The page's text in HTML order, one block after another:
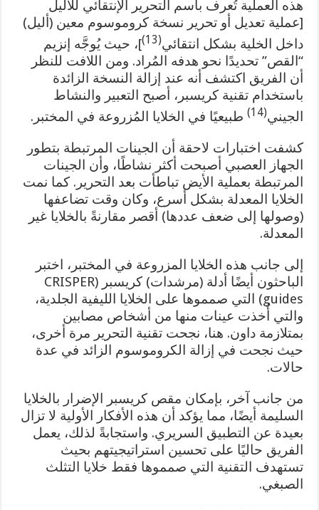
هذه العملية تُعرف باسم التحرير الإنتقائي للأليل
[عملية تعديل أو تحرير نسخة كروموسوم معين (أليل)
داخل الخلية بشكل انتقائي(13)
]، حيث يُوجَّه إنزيم
“القص” تحديدًا نحو هدفه المُراد. ومن اللافت للنظر
أن الفريق اكتشف أنه عند إزالة النسخة الزائدة
باستخدام تقنية كريسبر، أصبح التعبير والنشاط
الجيني(14) طبيعيًا في الخلايا المُزروعة في المختبر.
كشفت اختبارات لاحقة أن الجينات المرتبطة بتطور
الجهاز العصبي أصبحت أكثر نشاطًا، وأن الجينات
المرتبطة بعملية الأيض تباطأت بعد التحرير. كما نمت
الخلايا المعدلة بشكل أسرع، وكان وقت تضاعفها
(وصولها إلى ضعف عددها) أقصر مقارنةً بالخلايا غير
المعدلة.
إلى جانب هذه الخلايا المزروعة في المختبر، اختبر
الباحثون أيضًا أدلة (مرشدات) كريسبر (CRISPER
guides) التي صمموها على الخلايا الليفية الجلدية،
والتي أُخذت عينات منها من أشخاص مصابين
بمتلازمة داون. هنا، نجحت تقنية التحرير مرة أخرى،
حيث نجحت في إزالة الكروموسوم الزائد في عدة
حالات.
من جانب آخر، بإمكان مقص كريسبر الإضرار بالخلايا
السليمة أيضًا، مما يؤكد أن هذه الأفكار الأولية لا تزال
بعيدة عن التطبيق السريري. واستجابةً لذلك، يعمل
الفريق حاليًا على تحسين استراتيجيتهم بحيث
تستهدف التقنية التي صمموها فقط خلايا التثلث
الصبغي.